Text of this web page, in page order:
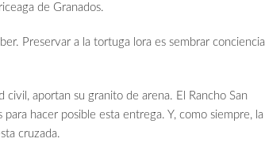
de Granados.
Preservar a la tortuga lora es sembrar conciencia
aportan su granito de arena. El Rancho San
hacer posible esta entrega. Y, como siempre, la
cruzada.